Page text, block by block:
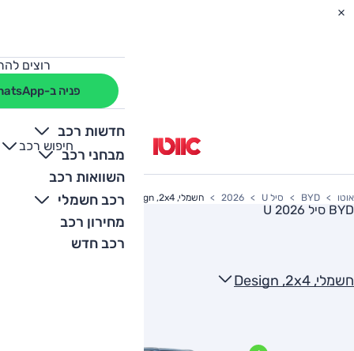
רוצים
פניה ב-WhatsApp
חדשות רכב
מבחני רכב
השוואות רכב
רכב חשמלי
מחירון רכב
רכב חדש
חיפוש רכב
+
-
אוטו BYD סיל U 2026 חשמלי, Design ,2x4
BYD סיל U 2026
חשמלי, Design ,2x4